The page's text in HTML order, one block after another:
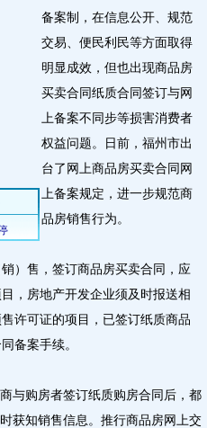
备案制，在信息公开、规范
交易、便民利民等方面取得
明显成效，但也出现商品房
买卖合同纸质合同签订与网
上备案不同步等损害消费者
权益问题。日前，福州市出
台了网上商品房买卖合同网
上备案规定，进一步规范商
品房销售行为。
售，签订商品房买卖合同，应
，房地产开发企业须及时报送相
许可证的项目，已签订纸质商品
备案手续。
购房者签订纸质购房合同后，都
获知销售信息。推行商品房网上交